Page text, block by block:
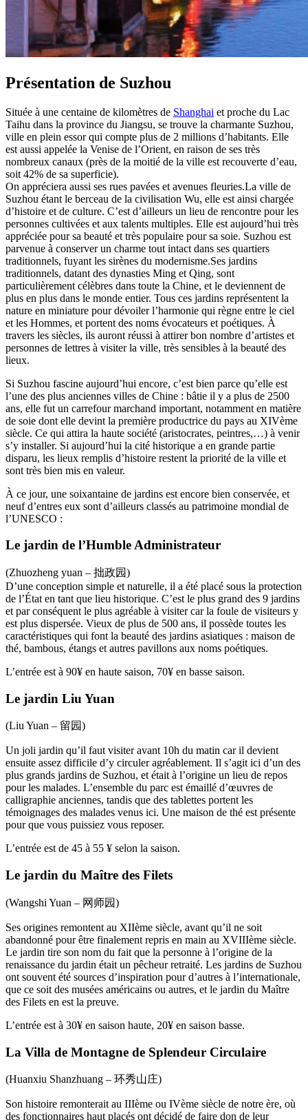
Présentation de Suzhou
Située à une centaine de kilomètres de Shanghai et proche du Lac
Taihu dans la province du Jiangsu, se trouve la charmante Suzhou,
ville en plein essor qui compte plus de 2 millions d’habitants. Elle
est aussi appelée la Venise de l’Orient, en raison de ses très
nombreux canaux (près de la moitié de la ville est recouverte d’eau,
soit 42% de sa superficie).
On appréciera aussi ses rues pavées et avenues fleuries.La ville de
Suzhou étant le berceau de la civilisation Wu, elle est ainsi chargée
d’histoire et de culture. C’est d’ailleurs un lieu de rencontre pour les
personnes cultivées et aux talents multiples. Elle est aujourd’hui très
appréciée pour sa beauté et très populaire pour sa soie. Suzhou est
parvenue à conserver un charme tout intact dans ses quartiers
traditionnels, fuyant les sirènes du modernisme.Ses jardins
traditionnels, datant des dynasties Ming et Qing, sont
particulièrement célèbres dans toute la Chine, et le deviennent de
plus en plus dans le monde entier. Tous ces jardins représentent la
nature en miniature pour dévoiler l’harmonie qui règne entre le ciel
et les Hommes, et portent des noms évocateurs et poétiques. À
travers les siècles, ils auront réussi à attirer bon nombre d’artistes et
personnes de lettres à visiter la ville, très sensibles à la beauté des
lieux.
Si Suzhou fascine aujourd’hui encore, c’est bien parce qu’elle est
l’une des plus anciennes villes de Chine : bâtie il y a plus de 2500
ans, elle fut un carrefour marchand important, notamment en matière
de soie dont elle devint la première productrice du pays au XIVème
siècle. Ce qui attira la haute société (aristocrates, peintres,…) à venir
s’y installer. Si aujourd’hui la cité historique a en grande partie
disparu, les lieux remplis d’histoire restent la priorité de la ville et
sont très bien mis en valeur.
À ce jour, une soixantaine de jardins est encore bien conservée, et
neuf d’entres eux sont d’ailleurs classés au patrimoine mondial de
l’UNESCO :
Le jardin de l’Humble Administrateur
(Zhuozheng yuan – 拙政园)
D’une conception simple et naturelle, il a été placé sous la protection
de l’État en tant que lieu historique. C’est le plus grand des 9 jardins
et par conséquent le plus agréable à visiter car la foule de visiteurs y
est plus dispersée. Vieux de plus de 500 ans, il possède toutes les
caractéristiques qui font la beauté des jardins asiatiques : maison de
thé, bambous, étangs et autres pavillons aux noms poétiques.
L’entrée est à 90¥ en haute saison, 70¥ en basse saison.
Le jardin Liu Yuan
(Liu Yuan – 留园)
Un joli jardin qu’il faut visiter avant 10h du matin car il devient
ensuite assez difficile d’y circuler agréablement. Il s’agit ici d’un des
plus grands jardins de Suzhou, et était à l’origine un lieu de repos
pour les malades. L’ensemble du parc est émaillé d’œuvres de
calligraphie anciennes, tandis que des tablettes portent les
témoignages des malades venus ici. Une maison de thé est présente
pour que vous puissiez vous reposer.
L’entrée est de 45 à 55 ¥ selon la saison.
Le jardin du Maître des Filets
(Wangshi Yuan – 网师园)
Ses origines remontent au XIIème siècle, avant qu’il ne soit
abandonné pour être finalement repris en main au XVIIIème siècle.
Le jardin tire son nom du fait que la personne à l’origine de la
renaissance du jardin était un pêcheur retraité. Les jardins de Suzhou
ont souvent été sources d’inspiration pour d’autres à l’internationale,
que ce soit des musées américains ou autres, et le jardin du Maître
des Filets en est la preuve.
L’entrée est à 30¥ en saison haute, 20¥ en saison basse.
La Villa de Montagne de Splendeur Circulaire
(Huanxiu Shanzhuang – 环秀山庄)
Son histoire remonterait au IIIème ou IVème siècle de notre ère, où
des fonctionnaires haut placés ont décidé de faire don de leur